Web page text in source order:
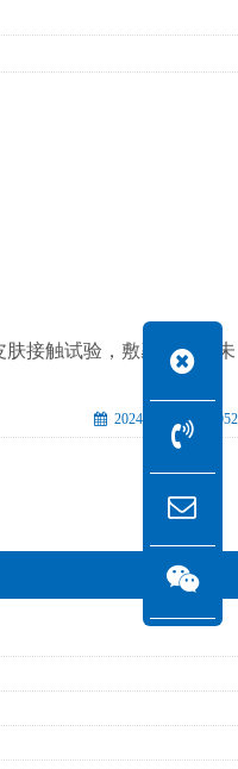
肤接触试验，敷裹两日后未
2024-05-21 1052